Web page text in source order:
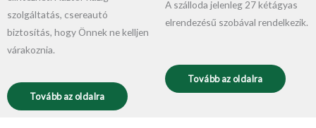
szolgáltatás, csereautó
biztosítás, hogy Önnek ne kelljen
várakoznia.
Tovább az oldalra
A szálloda jelenleg 27 kétágyas
elrendezésű szobával rendelkezik.
Tovább az oldalra